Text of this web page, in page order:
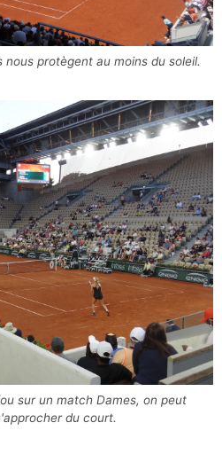
nous protègent au moins du soleil.
du court.